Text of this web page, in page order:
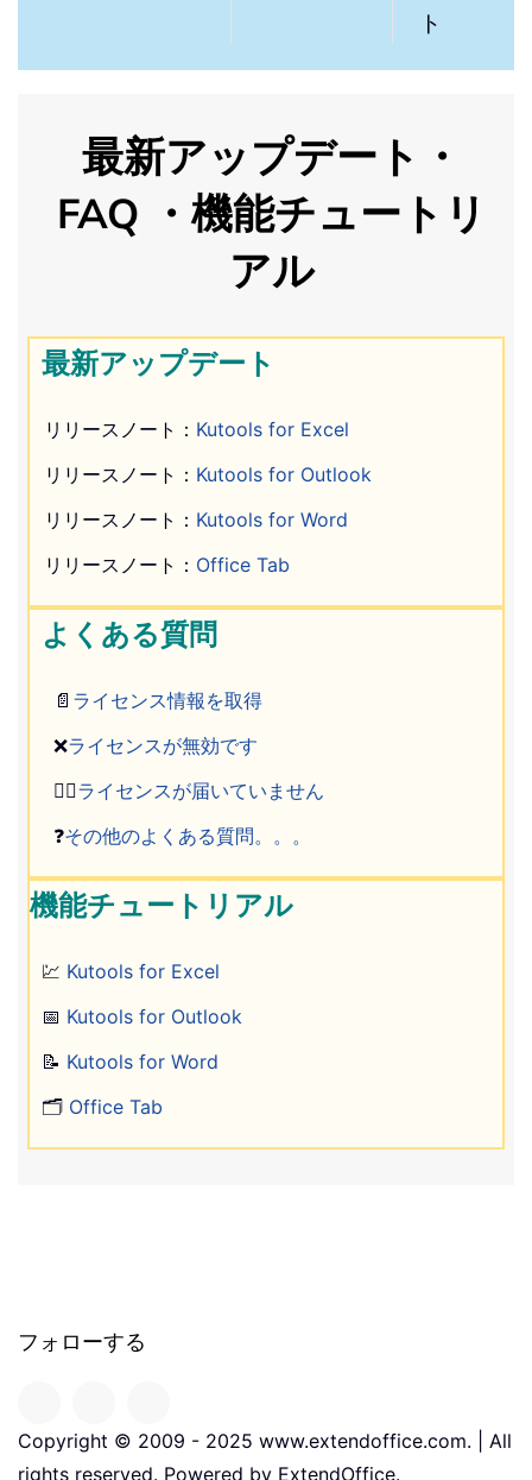
ト
最新アップデート・
FAQ ・機能チュートリ
アル
最新アップデート
リリースノート： Kutools for Excel
リリースノート： Kutools for Outlook
リリースノート： Kutools for Word
リリースノート： Office Tab
よくある質問
📄 ライセンス情報を取得
❌ライセンスが無効です
🤷‍♂️ライセンスが届いていません
❓その他のよくある質問。。。
機能チュートリアル
💹 Kutools for Excel
📅 Kutools for Outlook
📝 Kutools for Word
🗂️ Office Tab
フォローする
Copyright © 2009 - 2025 www.extendoffice.com. | All
rights reserved. Powered by ExtendOffice.